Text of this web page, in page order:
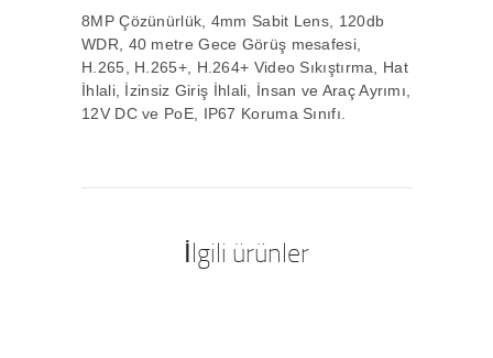
8MP Çözünürlük, 4mm Sabit Lens, 120db
WDR, 40 metre Gece Görüş mesafesi,
H.265, H.265+, H.264+ Video Sıkıştırma, Hat
İhlali, İzinsiz Giriş İhlali, İnsan ve Araç Ayrımı,
12V DC ve PoE, IP67 Koruma Sınıfı.
İlgili ürünler